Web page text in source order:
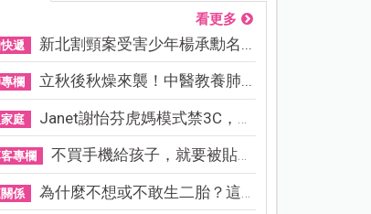
看更多
遞 新北割頸案受害少年楊承勳名...
欄 立秋後秋燥來襲！中醫教養肺...
庭 Janet謝怡芬虎媽模式禁3C，看...
專欄 不買手機給孩子，就要被貼「...
係 為什麼不想或不敢生二胎？這8...